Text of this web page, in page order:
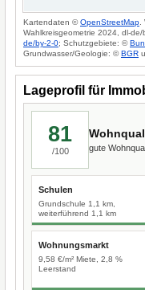
Kartendaten ©OpenStreetMap
Wahlkreisgeometrie 2024, dl-
de/by-2-0; Schutzgebiete: ©
Grundwasser/Geologie: ©BGR
Lageprofil für
81
/100 gute
Schulen
Grundschule 1,1 km,
weiterführend 1,1 km
Wohnungsmarkt
9,58 €/m² Miete, 2,8 %
Leerstand